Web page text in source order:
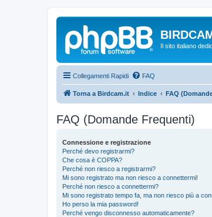
Il sito italiano
Collegamenti Rapidi FAQ
Torna a Birdcam.it Indice FAQ
FAQ (Domande Frequenti)
Connessione e registrazione
Perché devo registrarmi?
Che cosa è COPPA?
Perché non riesco a registrarmi?
Mi sono registrato ma non riesco a connettermi!
Perché non riesco a connettermi?
Mi sono registrato tempo fa, ma non riesco più a
Ho perso la mia password!
Perché vengo disconnesso automaticamente?